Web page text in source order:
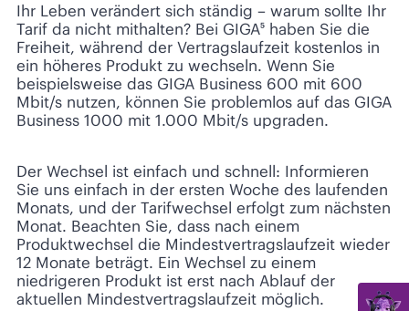
Ihr Leben verändert sich ständig – warum sollte Ihr
Tarif da nicht mithalten? Bei GIGA⁵ haben Sie die
Freiheit, während der Vertragslaufzeit kostenlos in
ein höheres Produkt zu wechseln. Wenn Sie
beispielsweise das GIGA Business 600 mit 600
Mbit/s nutzen, können Sie problemlos auf das GIGA
Business 1000 mit 1.000 Mbit/s upgraden.
Der Wechsel ist einfach und schnell: Informieren
Sie uns einfach in der ersten Woche des laufenden
Monats, und der Tarifwechsel erfolgt zum nächsten
Monat. Beachten Sie, dass nach einem
Produktwechsel die Mindestvertragslaufzeit wieder
12 Monate beträgt. Ein Wechsel zu einem
niedrigeren Produkt ist erst nach Ablauf der
aktuellen Mindestvertragslaufzeit möglich.